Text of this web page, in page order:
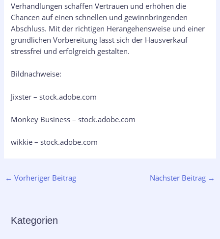
Verhandlungen schaffen Vertrauen und erhöhen die
Chancen auf einen schnellen und gewinnbringenden
Abschluss. Mit der richtigen Herangehensweise und einer
gründlichen Vorbereitung lässt sich der Hausverkauf
stressfrei und erfolgreich gestalten.
Bildnachweise:
Jixster – stock.adobe.com
Monkey Business – stock.adobe.com
wikkie – stock.adobe.com
← Vorheriger Beitrag Nächster Beitrag →
Kategorien